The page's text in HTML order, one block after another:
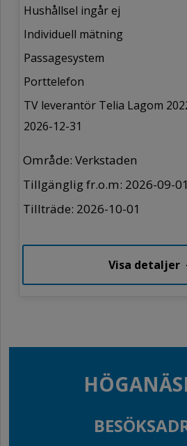
Hushållsel ingår ej
Individuell mätning
Passagesystem
Porttelefon
TV leverantör Telia Lagom
2026-12-31
Område: Verkstaden
Tillgänglig fr.o.m: 2026-09-01
Tillträde: 2026-10-01
Visa detaljer